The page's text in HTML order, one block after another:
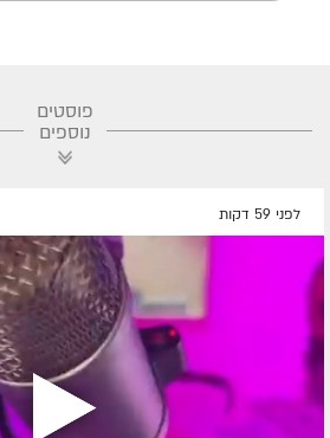
פוסטים
נוספים
לפני 59 דקות